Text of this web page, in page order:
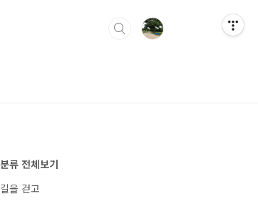
분류 전체보기
길을 걷고